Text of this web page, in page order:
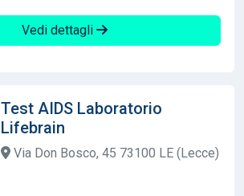
Vedi dettagli
Test AIDS Laboratorio
Lifebrain
Via Don Bosco, 45 73100 LE (Lecce)